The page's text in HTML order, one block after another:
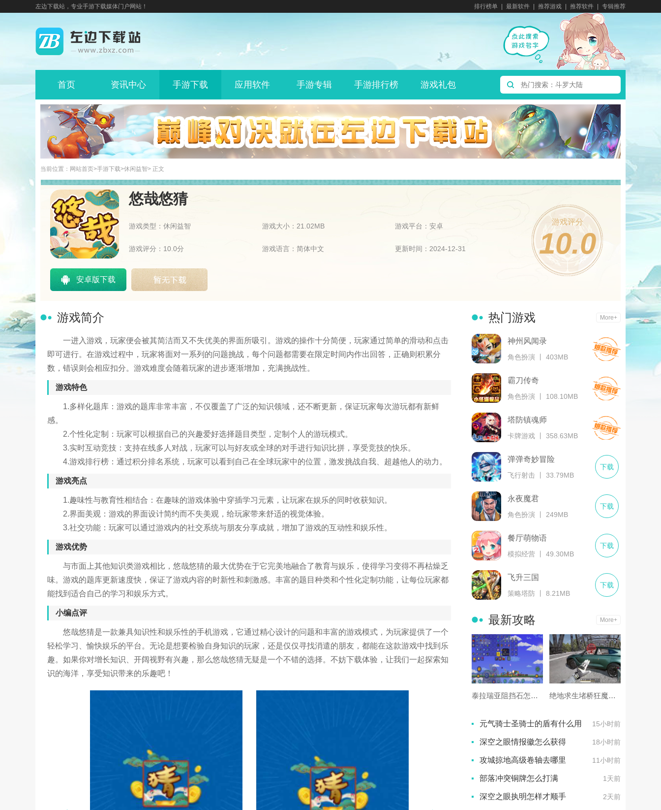
左边下载站，专业手游下载媒体门户网站！ 排行榜单 最新软件 推荐游戏 推荐软件 专辑推荐
首页 资讯中心 手游下载 应用软件 手游专辑 手游排行榜 游戏礼包
当前位置： 网站首页>手游下载>休闲益智> 正文
悠哉悠猜
游戏类型：休闲益智 游戏大小：21.02MB 游戏平台：安卓
游戏评分：10.0分 游戏语言：简体中文 更新时间：2024-12-31
游戏评分
10.0
安卓版下载
游戏简介
一进入游戏，玩家便会被其简洁而又不失优美的界面所吸引。游戏的操作十分简便，玩家通过简单的滑动和点击
即可进行。在游戏过程中，玩家将面对一系列的问题挑战，每个问题都需要在限定时间内作出回答，正确则积累分
数，错误则会相应扣分。游戏难度会随着玩家的进步逐渐增加，充满挑战性。
游戏特色
1.多样化题库：游戏的题库非常丰富，不仅覆盖了广泛的知识领域，还不断更新，保证玩家每次游玩都有新鲜
感。
2.个性化定制：玩家可以根据自己的兴趣爱好选择题目类型，定制个人的游玩模式。
3.实时互动竞技：支持在线多人对战，玩家可以与好友或全球的对手进行知识比拼，享受竞技的快乐。
4.游戏排行榜：通过积分排名系统，玩家可以看到自己在全球玩家中的位置，激发挑战自我、超越他人的动力。
游戏亮点
1.趣味性与教育性相结合：在趣味的游戏体验中穿插学习元素，让玩家在娱乐的同时收获知识。
2.界面美观：游戏的界面设计简约而不失美观，给玩家带来舒适的视觉体验。
3.社交功能：玩家可以通过游戏内的社交系统与朋友分享成就，增加了游戏的互动性和娱乐性。
游戏优势
与市面上其他知识类游戏相比，悠哉悠猜的最大优势在于它完美地融合了教育与娱乐，使得学习变得不再枯燥乏
味。游戏的题库更新速度快，保证了游戏内容的时新性和刺激感。丰富的题目种类和个性化定制功能，让每位玩家都
能找到适合自己的学习和娱乐方式。
小编点评
悠哉悠猜是一款兼具知识性和娱乐性的手机游戏，它通过精心设计的问题和丰富的游戏模式，为玩家提供了一个
轻松学习、愉快娱乐的平台。无论是想要检验自身知识的玩家，还是仅仅寻找消遣的朋友，都能在这款游戏中找到乐
趣。如果你对增长知识、开阔视野有兴趣，那么悠哉悠猜无疑是一个不错的选择。不妨下载体验，让我们一起探索知
识的海洋，享受知识带来的乐趣吧！
热门游戏 More+
神州风闻录
角色扮演 丨 403MB
霸刀传奇
角色扮演 丨 108.10MB
塔防镇魂师
卡牌游戏 丨 358.63MB
弹弹奇妙冒险
飞行射击 丨 33.79MB
下载
永夜魔君
角色扮演 丨 249MB
下载
餐厅萌物语
模拟经营 丨 49.30MB
下载
飞升三国
策略塔防 丨 8.21MB
下载
最新攻略 More+
泰拉瑞亚阻挡石怎么拿 绝地求生堵桥狂魔怎么打
元气骑士圣骑士的盾有什么用 15小时前
深空之眼情报徽怎么获得 18小时前
攻城掠地高级卷轴去哪里 11小时前
部落冲突铜牌怎么打满 1天前
深空之眼执明怎样才顺手 2天前